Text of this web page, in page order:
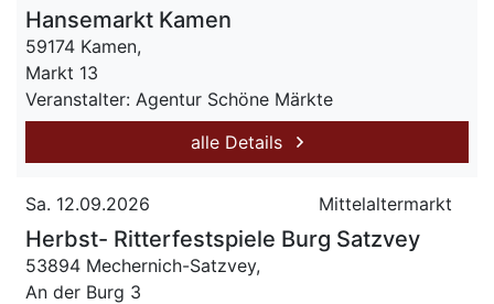
Hansemarkt Kamen
59174 Kamen,
Markt 13
Veranstalter: Agentur Schöne Märkte
alle Details
Sa. 12.09.2026 Mittelaltermarkt
Herbst- Ritterfestspiele Burg Satzvey
53894 Mechernich-Satzvey,
An der Burg 3